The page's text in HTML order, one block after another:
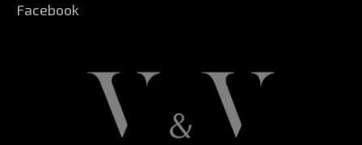
V&V Careers
Goedemorgen 👋
Facebook